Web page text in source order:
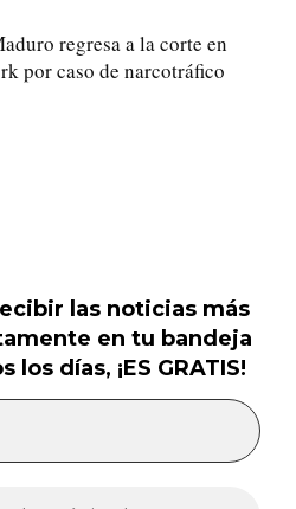
regresa a la corte en
por caso de narcotráfico
las noticias más
en tu bandeja
días, ¡ES GRATIS!